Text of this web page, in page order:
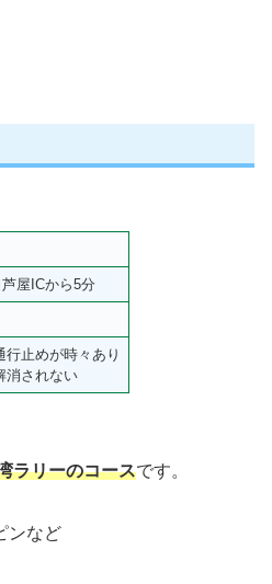
屋ICから5分
行止めが時々あり
消されない
ラリーのコースです。
ンなど